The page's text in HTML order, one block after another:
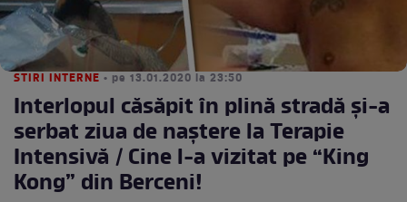
STIRI INTERNE • pe 13.01.2020 la 23:50
Interlopul căsăpit în plină stradă şi-a
serbat ziua de naştere la Terapie
Intensivă / Cine l-a vizitat pe “King
Kong” din Berceni!